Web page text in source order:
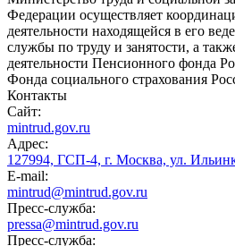
Федерации осуществляет
деятельности находящейся в его
службы по труду и занятости, а
деятельности Пенсионного фонда
Фонда социального страхования
Контакты
Сайт:
mintrud.gov.ru
Адрес:
127994, ГСП-4, г. Москва, ул.
E-mail:
mintrud@mintrud.gov.ru
Пресс-служба:
pressa@mintrud.gov.ru
Пресс-служба: